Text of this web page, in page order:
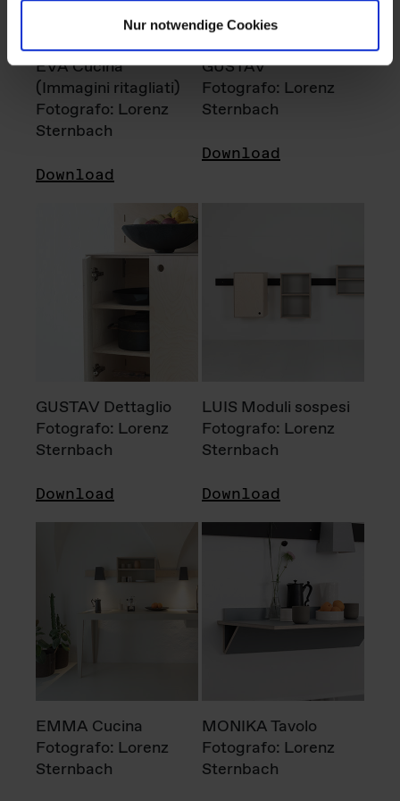
Nur notwendige Cookies
EVA Cucina
(Immagini ritagliati)
Fotografo: Lorenz
Sternbach
Download
GUSTAV
Fotografo: Lorenz
Sternbach
Download
GUSTAV Dettaglio
Fotografo: Lorenz
Sternbach
Download
LUIS Moduli sospesi
Fotografo: Lorenz
Sternbach
Download
EMMA Cucina
Fotografo: Lorenz
Sternbach
MONIKA Tavolo
Fotografo: Lorenz
Sternbach